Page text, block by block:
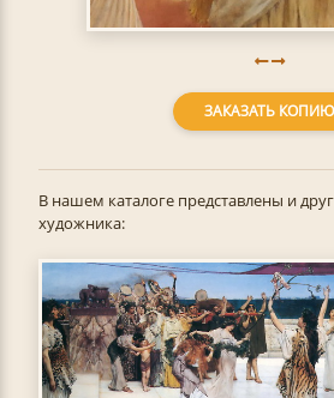
ЗАКАЗАТЬ КОПИЮ
В нашем каталоге представлены и
художника: